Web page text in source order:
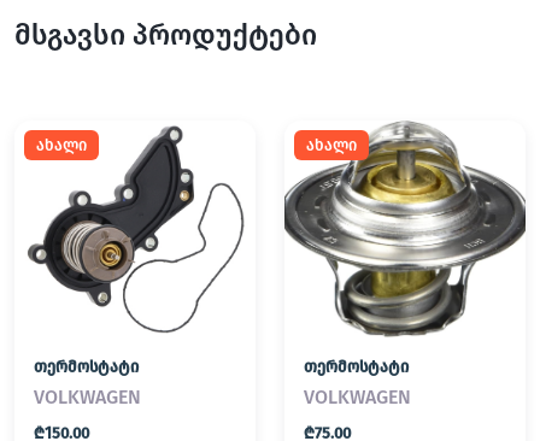
მსგავსი პროდუქტები
ახალი
თერმოსტატი
VOLKWAGEN
₾150.00
ახალი
თერმოსტატი
VOLKWAGEN
₾75.00